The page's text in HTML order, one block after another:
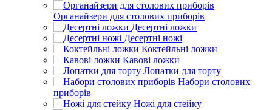
Органайзери для столових приборів
Десертні ложки
Десертні ножі
Коктейльні ложки
Кавові ложки
Лопатки для торту
Набори столових
приборів
Ножі для стейку